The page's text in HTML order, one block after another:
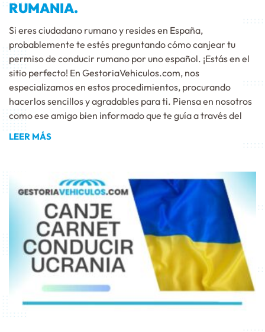
RUMANIA.
Si eres ciudadano rumano y resides en España,
probablemente te estés preguntando cómo canjear tu
permiso de conducir rumano por uno español. ¡Estás en el
sitio perfecto! En GestoriaVehiculos.com, nos
especializamos en estos procedimientos, procurando
hacerlos sencillos y agradables para ti. Piensa en nosotros
como ese amigo bien informado que te guía a través del
LEER MÁS